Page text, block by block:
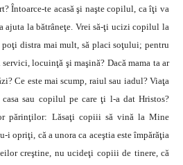
Întoarce-te acasă şi naşte copilul, ca îţi va
ajuta la bătrâneţe. Vrei să-ţi ucizi copilul la
distra mai mult, să placi soţului; pentru
locuinţă şi maşină? Dacă mama ta ar
Ce este mai scump, raiul sau iadul? Viaţa
casa sau copilul pe care ţi l-a dat Hristos?
părinţilor: Lăsaţi copiii să vină la Mine
i opriţi, că a unora ca aceştia este împărăţia
creştine, nu ucideţi copiii de tinere, că